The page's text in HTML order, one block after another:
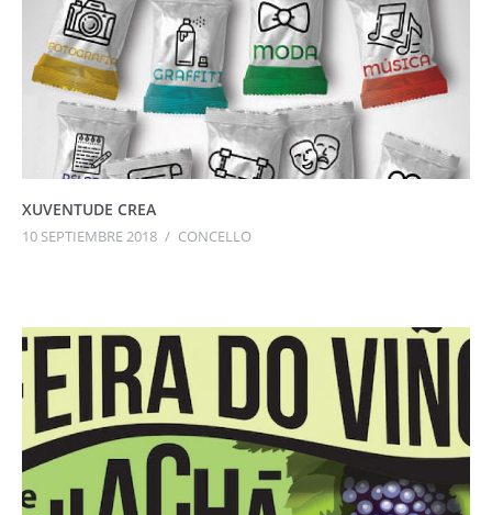
XUVENTUDE CREA
10 SEPTIEMBRE 2018 / CONCELLO